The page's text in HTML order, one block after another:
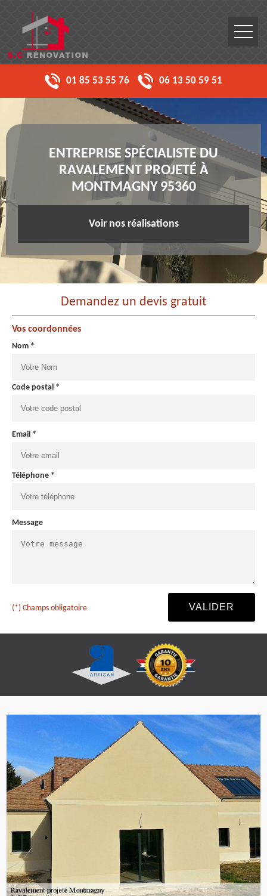
01 85 53 55 76 06 13 50 59 51
ENTREPRISE SPÉCIALISTE DU
RAVALEMENT PROJETÉ À
MONTMAGNY 95360
Voir nos réalisations
Demandez un devis gratuit
Vos coordonnées
Nom *
Code postal *
Email *
Téléphone *
Message
(*) Champs obligatoire